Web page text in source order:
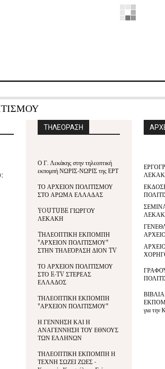
ΤΗΛΕΟΡΑΣΗ
Ο Γ. Λεκάκης στην τηλεοπτική
εκπομπή ΝΩΡΙΣ-ΝΩΡΙΣ της ΕΡΤ
ΤΟ ΑΡΧΕΙΟΝ ΠΟΛΙΤΙΣΜΟΥ
ΣΤΟ ΑΡΩΜΑ ΕΛΛΑΔΑΣ
YOUTUBE ΓΙΩΡΓΟΥ
ΛΕΚΑΚΗ
TΗΛΕΟΠΤΙΚΗ ΕΚΠΟΜΠΗ
"ΑΡΧΕΙΟΝ ΠΟΛΙΤΙΣΜΟΥ"
ΣΤΗΝ ΤΗΛΕΌΡΑΣΗ ΔΙΟΝ TV
ΤΟ ΑΡΧΕΙΟΝ ΠΟΛΙΤΙΣΜΟΥ
ΣΤΟ E-TV ΣΤΕΡΕΑΣ
ΕΛΛΑΔΟΣ
ΤΗΛΕΟΠΤΙΚΗ ΕΚΠΟΜΠΗ
"ΑΡΧΕΙΟΝ ΠΟΛΙΤΙΣΜΟΥ"
Η ΓΕΝΝΗΣΗ ΚΑΙ Η
ΑΝΑΓΕΝΝΗΣΗ ΤΟΥ ΕΘΝΟΥΣ
ΤΩΝ ΕΛΛΗΝΩΝ
ΤΗΛΕΟΠΤΙΚΗ ΕΚΠΟΜΠΗ Η
ΤΕΧΝΗ ΣΩΖΕΙ ΖΩΕΣ -
για